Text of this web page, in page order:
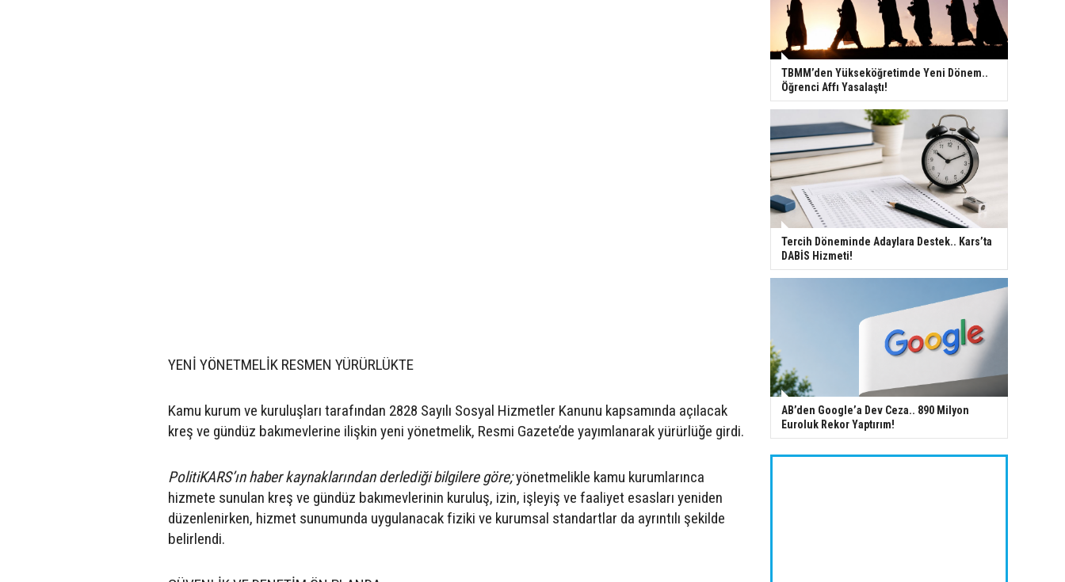
YENİ YÖNETMELİK RESMEN YÜRÜRLÜKTE
Kamu kurum ve kuruluşları tarafından 2828 Sayılı Sosyal Hizmetler Kanunu kapsamında açılacak
kreş ve gündüz bakımevlerine ilişkin yeni yönetmelik, Resmi Gazete’de yayımlanarak yürürlüğe girdi.
PolitiKARS’ın haber kaynaklarından derlediği bilgilere göre;yönetmelikle kamu kurumlarınca
hizmete sunulan kreş ve gündüz bakımevlerinin kuruluş, izin, işleyiş ve faaliyet esasları yeniden
düzenlenirken, hizmet sunumunda uygulanacak fiziki ve kurumsal standartlar da ayrıntılı şekilde
belirlendi.
TBMM’den Yükseköğretimde Yeni Dönem..
Öğrenci Affı Yasalaştı!
Tercih Döneminde Adaylara Destek.. Kars’ta
DABİS Hizmeti!
AB’den Google’a Dev Ceza.. 890 Milyon
Euroluk Rekor Yaptırım!